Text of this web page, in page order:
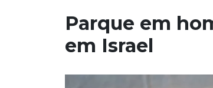
Parque em
em Israel